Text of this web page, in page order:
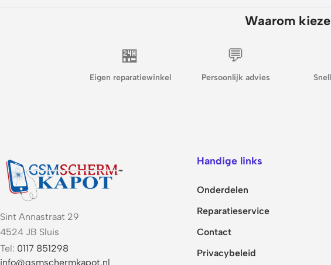
Waarom
🏪
Eigen reparatiewinkel
💬
Persoonlijk advies
Sint Annastraat 29
4524 JB Sluis
Tel: 0117 851298
info@gsmschermkapot.nl
Handige links
Onderdelen
Reparatieservice
Contact
Privacybeleid